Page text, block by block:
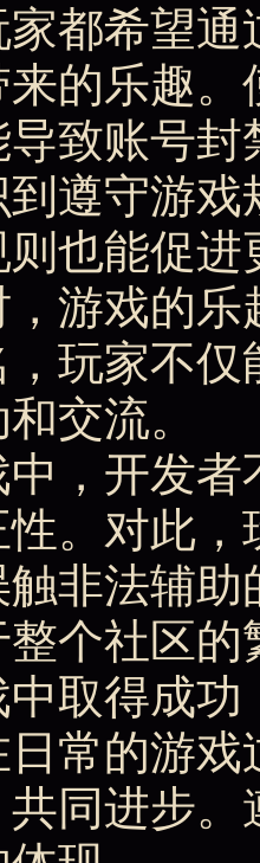
都希望
的乐趣
致账号
遵守游
也能促
游戏的
玩家不
交流。
，开发
。对此
非法辅
个社区的
取得成
常的游
同进步